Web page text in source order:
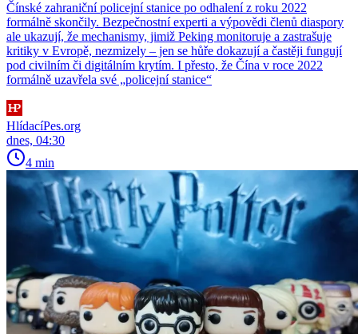
Čínské zahraniční policejní stanice po odhalení z roku 2022
formálně skončily. Bezpečnostní experti a výpovědi členů diaspory
ale ukazují, že mechanismy, jimiž Peking monitoruje a zastrašuje
kritiky v Evropě, nezmizely – jen se hůře dokazují a častěji fungují
pod civilním či digitálním krytím. I přesto, že Čína v roce 2022
formálně uzavřela své „policejní stanice“
HlídacíPes.org
dnes, 04:30
4 min